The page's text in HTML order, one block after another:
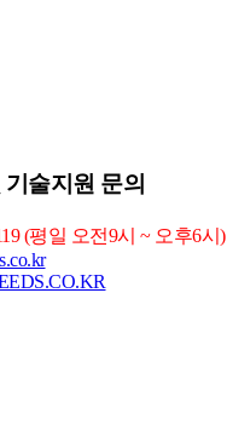
술지원 문의
(평일 오전9시 ~ 오후6시)